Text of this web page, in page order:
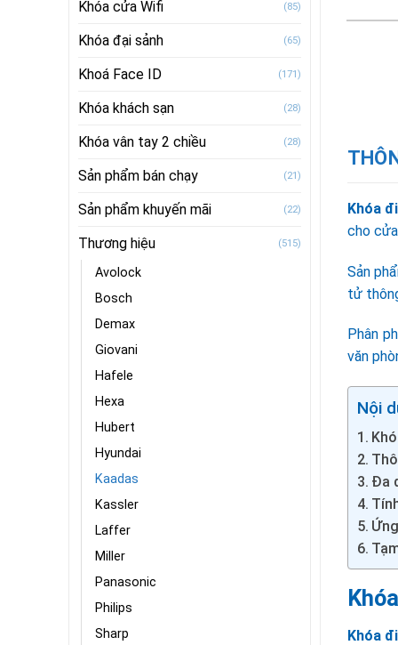
Khóa cửa Wifi (85)
Khóa đại sảnh (65)
Khoá Face ID (171)
Khóa khách sạn (28)
Khóa vân tay 2 chiều (28)
Sản phẩm bán chạy (21)
Sản phẩm khuyến mãi (22)
Thương hiệu (515)
Avolock
Bosch
Demax
Giovani
Hafele
Hexa
Hubert
Hyundai
Kaadas
Kassler
Laffer
Miller
Panasonic
Philips
Sharp
Khóa
cho
Sản
tử
Phân
văn
Nội
Đa
Khóa